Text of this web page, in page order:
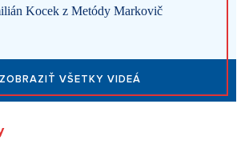
Kocek z Metódy Markovič
ZOBRAZIŤ VŠETKY VIDEÁ